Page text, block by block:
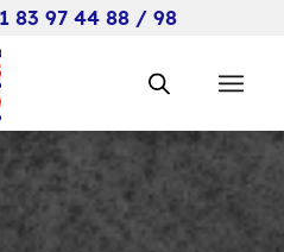
83 97 44 88 / 98